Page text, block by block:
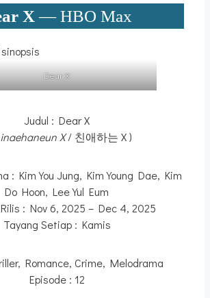
X — HBO Max
Dear X
Judul : Dear X
X/ 친애하는 X )
: Kim You Jung, Kim Young Dae, Kim
Do Hoon, Lee Yul Eum
: Nov 6, 2025 – Dec 4, 2025
Tayang Setiap : Kamis
Romance, Crime, Melodrama
Episode : 12